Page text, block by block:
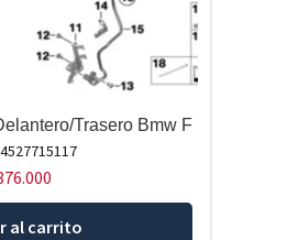
Trasero Bmw F
al carrito